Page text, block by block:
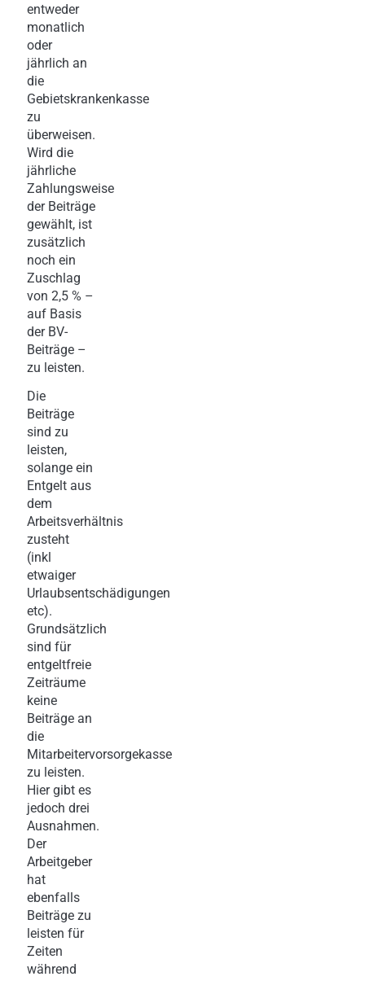
entweder
monatlich
oder
jährlich an
die
Gebietskrankenkasse
zu
überweisen.
Wird die
jährliche
Zahlungsweise
der Beiträge
gewählt, ist
zusätzlich
noch ein
Zuschlag
von 2,5 % –
auf Basis
der BV-
Beiträge –
zu leisten.
Die
Beiträge
sind zu
leisten,
solange ein
Entgelt aus
dem
Arbeitsverhältnis
zusteht
(inkl
etwaiger
Urlaubsentschädigungen
etc).
Grundsätzlich
sind für
entgeltfreie
Zeiträume
keine
Beiträge an
die
Mitarbeitervorsorgekasse
zu leisten.
Hier gibt es
jedoch drei
Ausnahmen.
Der
Arbeitgeber
hat
ebenfalls
Beiträge zu
leisten für
Zeiten
während